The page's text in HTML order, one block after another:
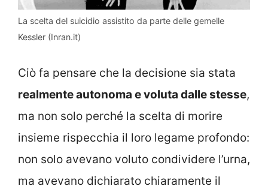
La scelta del suicidio assistito da parte delle gemelle
Kessler (Inran.it)
Ciò fa pensare che la decisione sia stata
realmente autonoma e voluta dalle stesse,
ma non solo perché la scelta di morire
insieme rispecchia il loro legame profondo:
non solo avevano voluto condividere l’urna,
ma avevano dichiarato chiaramente il